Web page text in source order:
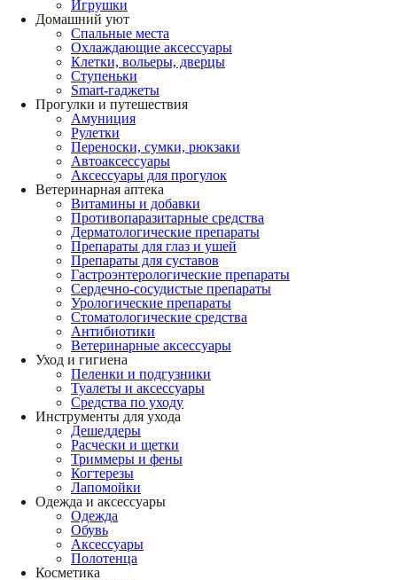
Игрушки
Домашний уют
Спальные места
Охлаждающие аксессуары
Клетки, вольеры, дверцы
Ступеньки
Smart-гаджеты
Прогулки и путешествия
Амуниция
Рулетки
Переноски, сумки, рюкзаки
Автоаксессуары
Аксессуары для прогулок
Ветеринарная аптека
Витамины и добавки
Противопаразитарные средства
Дерматологические препараты
Препараты для глаз и ушей
Препараты для суставов
Гастроэнтерологические препараты
Сердечно-сосудистые препараты
Урологические препараты
Стоматологические средства
Антибиотики
Ветеринарные аксессуары
Уход и гигиена
Пеленки и подгузники
Туалеты и аксессуары
Средства по уходу
Инструменты для ухода
Дешеддеры
Расчески и щетки
Триммеры и фены
Когтерезы
Лапомойки
Одежда и аксессуары
Одежда
Обувь
Аксессуары
Полотенца
Косметика